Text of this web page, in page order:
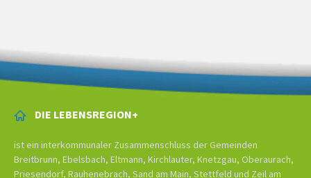
DIE LEBENSREGION+
ist ein interkommunaler Zusammenschluss der Gemeinden
Breitbrunn, Ebelsbach, Eltmann, Kirchlauter, Knetzgau, Oberaurach,
Priesendorf, Rauhenebrach, Sand am Main, Stettfeld und Zeil am